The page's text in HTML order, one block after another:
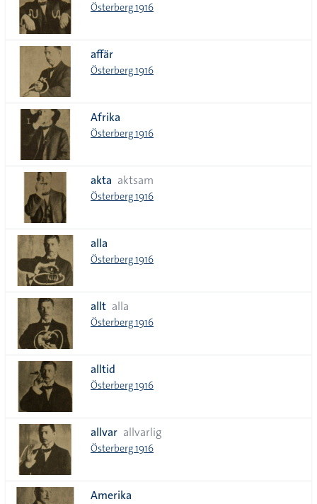
Österberg 1916
affär
Österberg 1916
Afrika
Österberg 1916
akta aktsam
Österberg 1916
alla
Österberg 1916
allt alla
Österberg 1916
alltid
Österberg 1916
allvar allvarlig
Österberg 1916
Amerika